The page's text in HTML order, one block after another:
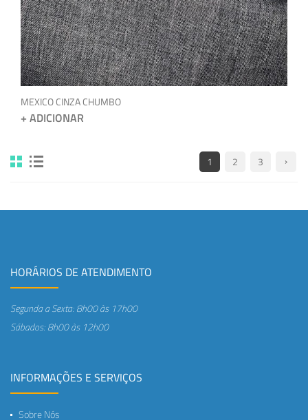
MEXICO CINZA CHUMBO
+ ADICIONAR
1 2 3
HORÁRIOS DE ATENDIMENTO
Segunda a Sexta: 8h00 às 17h00
Sábados: 8h00 às 12h00
INFORMAÇÕES E SERVIÇOS
Sobre Nós